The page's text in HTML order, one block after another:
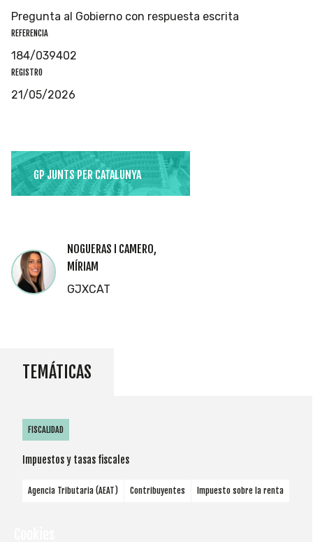
Pregunta al Gobierno con respuesta escrita
REFERENCIA
184/039402
REGISTRO
21/05/2026
GP JUNTS PER CATALUNYA
NOGUERAS I CAMERO,
MÍRIAM
GJXCAT
TEMÁTICAS
FISCALIDAD
Impuestos y tasas fiscales
Agencia Tributaria (AEAT) Contribuyentes Impuesto sobre la renta